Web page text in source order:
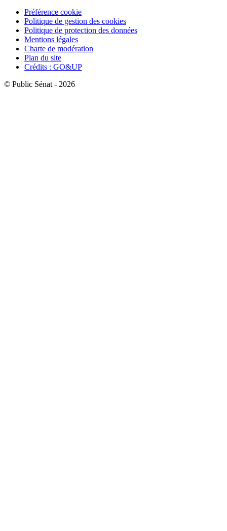
Préférence cookie
Politique de gestion des cookies
Politique de protection des données
Mentions légales
Charte de modération
Plan du site
Crédits : GO&UP
© Public Sénat - 2026